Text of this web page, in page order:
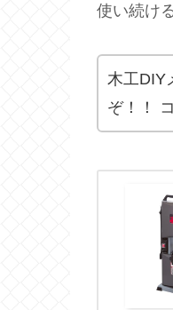
使い続け
木工DIY
ぞ！！